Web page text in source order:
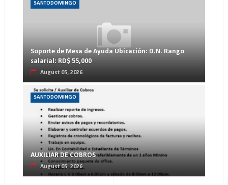
SANTODOMINGO
Soporte de Mesa de Ayuda Ubicación: D.N. Rango
salarial: RD$ 55,000
August 05, 2026
SANTODOMINGO
AUXILIAR DE COBROS
August 05, 2026